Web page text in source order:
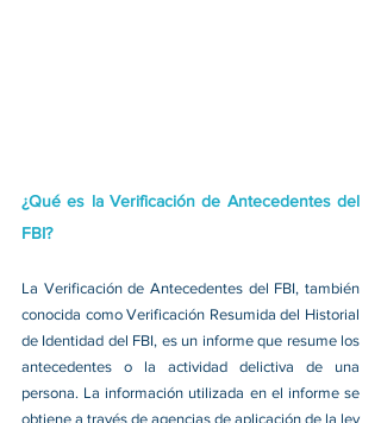
¿Qué es la Verificación de Antecedentes del
FBI?
La Verificación de Antecedentes del FBI, también
conocida como Verificación Resumida del Historial
de Identidad del FBI, es un informe que resume los
antecedentes o la actividad delictiva de una
persona. La información utilizada en el informe se
obtiene a través de agencias de aplicación de la ley